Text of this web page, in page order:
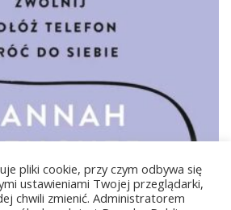
pliki cookie, przy czym odbywa się
ustawieniami Twojej przeglądarki,
chwili zmienić. Administratorem